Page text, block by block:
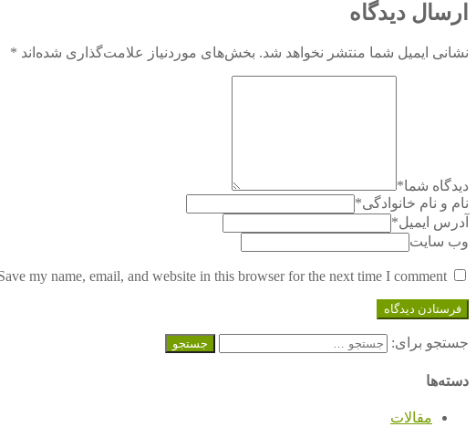
ارسال دیدگاه
نشانی ایمیل شما منتشر نخواهد شد. بخش‌های موردنیاز علامت‌گذاری شده‌اند *
دیدگاه شما*
نام و نام خانوادگی*
آدرس ایمیل*
وب سایت
my name, email, and website in this browser for the next time I comment.
جستجو برای:
دسته‌ها
مقالات